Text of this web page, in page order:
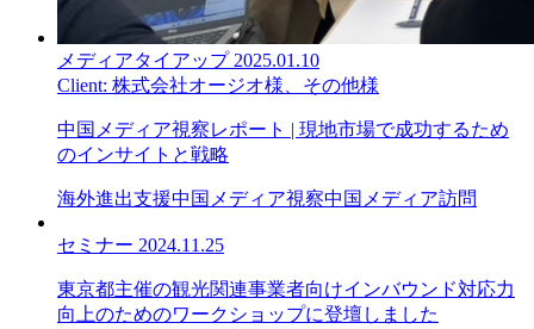
メディアタイアップ 2025.01.10
Client: 株式会社オージオ様、その他様
中国メディア視察レポート | 現地市場で成功するため
のインサイトと戦略
海外進出支援中国メディア視察中国メディア訪問
セミナー 2024.11.25
東京都主催の観光関連事業者向けインバウンド対応力
向上のためのワークショップに登壇しました